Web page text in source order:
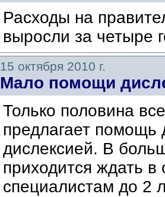
Расходы на
выросли за четыре
15 октября 2010 г.
Мало помощи
Только половина
предлагает
дислексией. В
приходится ждать
специалистам до 2